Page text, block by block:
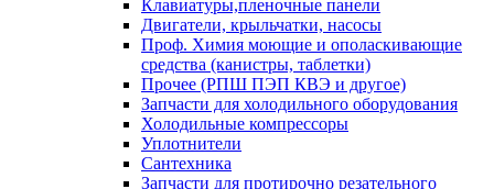
Клавиатуры,пленочные панели
Двигатели, крыльчатки, насосы
Проф. Химия моющие и ополаскивающие
средства (канистры, таблетки)
Прочее (РПШ ПЭП КВЭ и другое)
Запчасти для холодильного оборудования
Холодильные компрессоры
Уплотнители
Сантехника
Запчасти для протирочно резательного